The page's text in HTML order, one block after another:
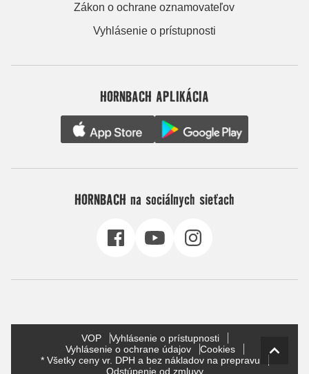
Zákon o ochrane oznamovateľov
Vyhlásenie o prístupnosti
HORNBACH APLIKÁCIA
HORNBACH na sociálnych sieťach
VOP
Vyhlásenie o prístupnosti
Vyhlásenie o ochrane údajov
Cookies
* Všetky ceny vr. DPH a bez nákladov na prepravu
Odstúpenie od zmluvy